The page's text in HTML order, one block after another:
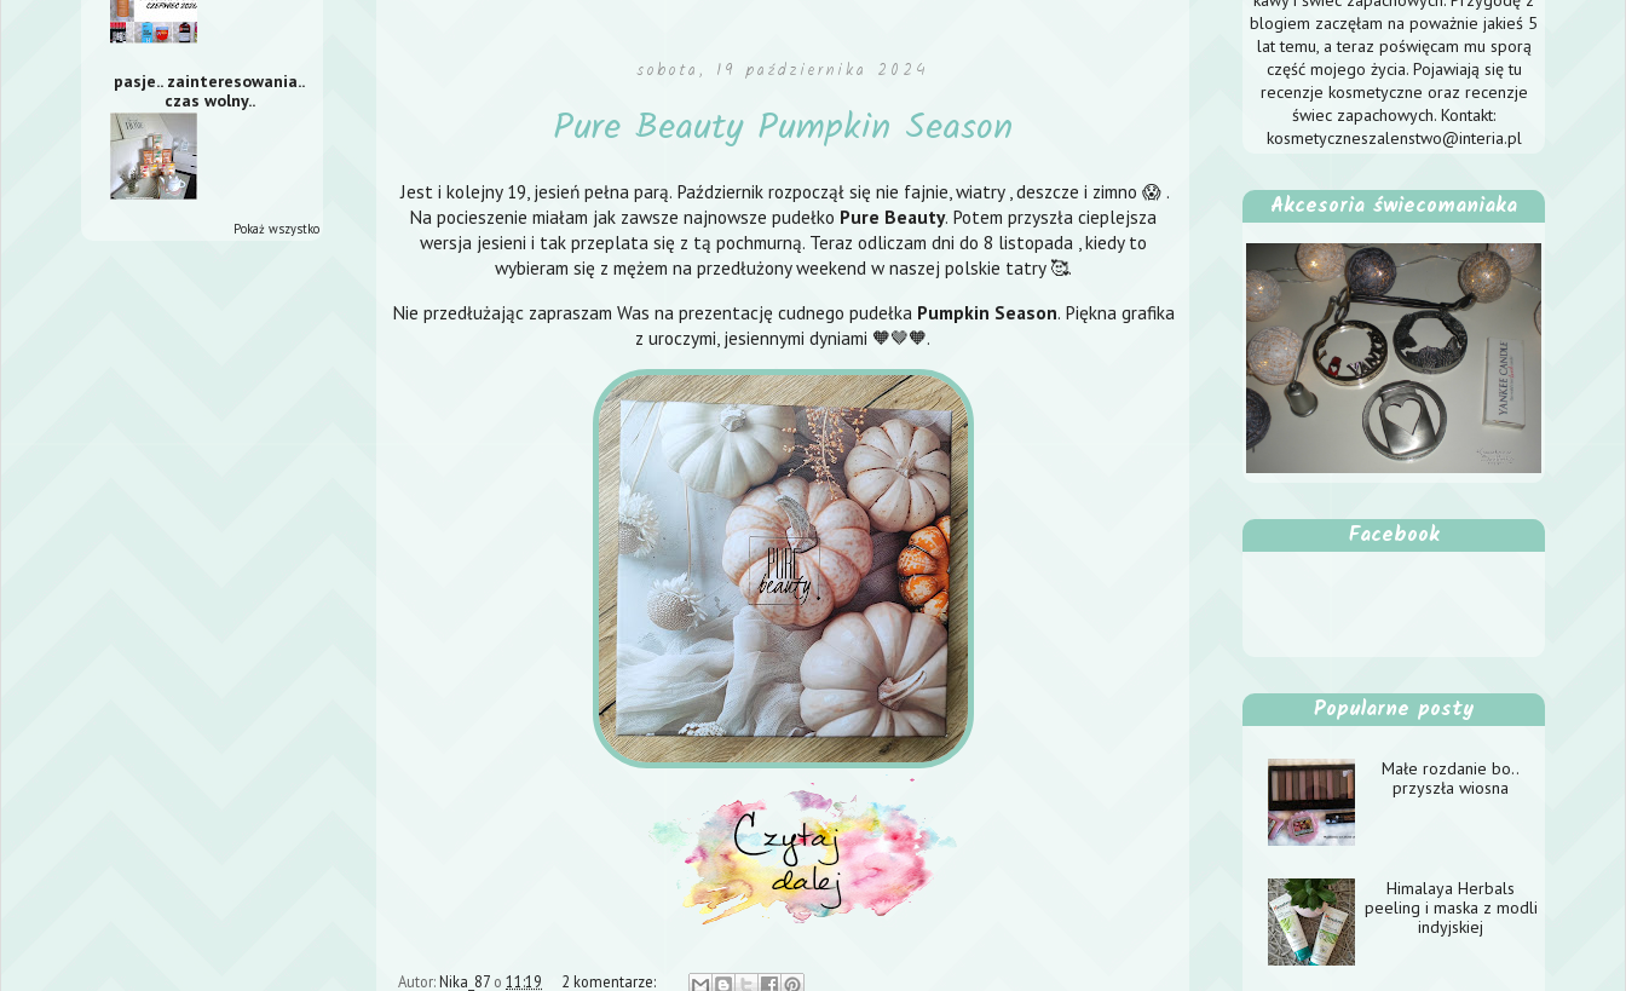
sobota, 19 października 2024
Pure Beauty Pumpkin Season
Jest i kolejny 19, jesień pełna parą. Październik rozpoczął się nie fajnie, wiatry , deszcze i zimno 😱 .
Na pocieszenie miałam jak zawsze najnowsze pudełko Pure Beauty. Potem przyszła cieplejsza
wersja jesieni i tak przeplata się z tą pochmurną. Teraz odliczam dni do 8 listopada , kiedy to
wybieram się z mężem na przedłużony weekend w naszej polskie tatry 🥰.
Nie przedłużając zapraszam Was na prezentację cudnego pudełka Pumpkin Season. Piękna grafika
z uroczymi, jesiennymi dyniami 🧡🤎🧡.
Autor:Nika_87 o 11:19
2 komentarze:
pasje.. zainteresowania..
czas wolny..
Pokaż wszystko
blogiem zaczęłam na poważnie jakieś 5
lat temu, a teraz poświęcam mu sporą
część mojego życia. Pojawiają się tu
recenzje kosmetyczne oraz recenzje
świec zapachowych. Kontakt:
kosmetyczneszalenstwo@interia.pl
Akcesoria świecomaniaka
Facebook
Popularne posty
Małe rozdanie bo..
przyszła wiosna
Himalaya Herbals
peeling i maska z modli
indyjskiej